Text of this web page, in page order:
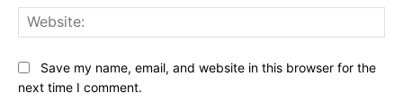
Save my name, email, and website in this browser for the
next time I comment.